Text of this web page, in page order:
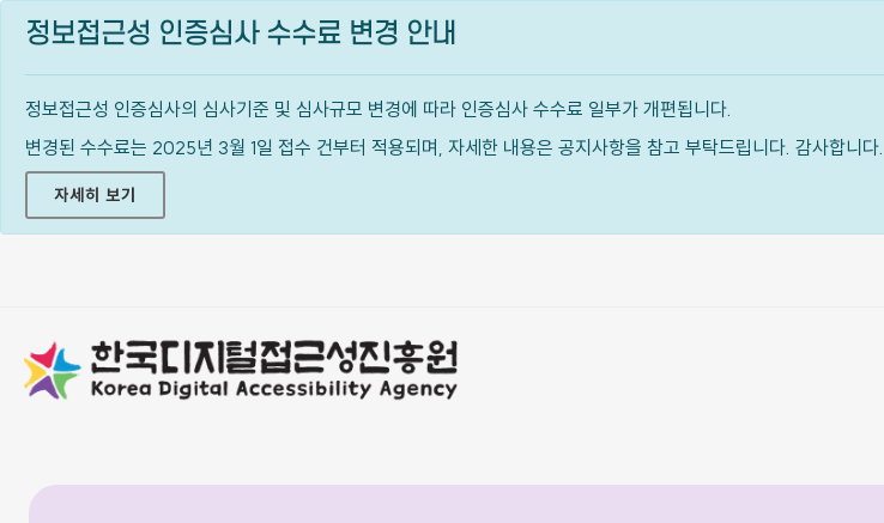
정보접근성 인증심사 수수료 변경 안내
정보접근성 인증심사의 심사기준 및 심사규모 변경에 따라 인증심사 수수료 일부가 개편됩니다.
변경된 수수료는 2025년 3월 1일 접수 건부터 적용되며, 자세한 내용은 공지사항을 참고 부탁드립니다. 감사합니다.
자세히 보기